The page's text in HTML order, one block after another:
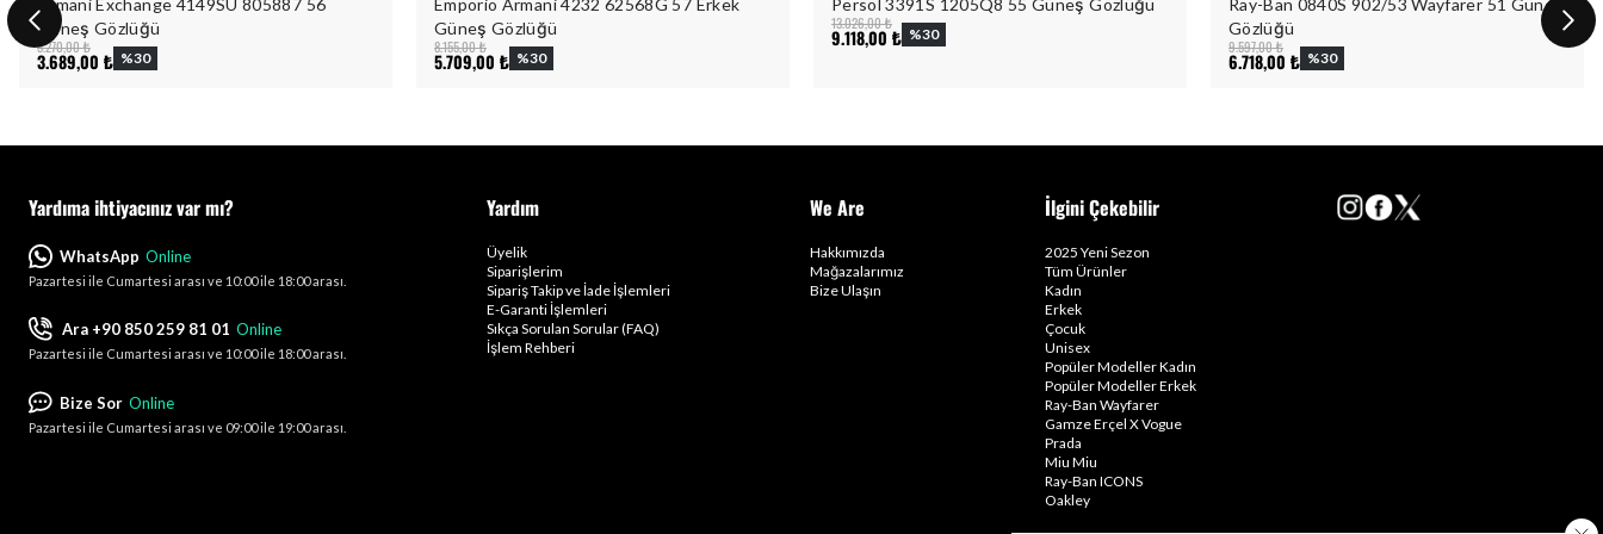
Armani Exchange 4149SU 805887 56
Güneş Gözlüğü
5.270,00 ₺
3.689,00 ₺ %30
Emporio Armani 4232 62568G 57 Erkek
Güneş Gözlüğü
8.155,00 ₺
5.709,00 ₺ %30
Persol 3391S 1205Q8 55 Güneş Gözlüğü
13.026,00 ₺
9.118,00 ₺ %30
Ray-Ban 0840S 902/53 Wayfarer 51 Güneş
Gözlüğü
9.597,00 ₺
6.718,00 ₺ %30
Yardıma ihtiyacınız var mı?
WhatsApp Online
Pazartesi ile Cumartesi arası ve 10:00 ile 18:00 arası.
Ara +90 850 259 81 01 Online
Pazartesi ile Cumartesi arası ve 10:00 ile 18:00 arası.
Bize Sor Online
Pazartesi ile Cumartesi arası ve 09:00 ile 19:00 arası.
Yardım
Üyelik
Siparişlerim
Sipariş Takip ve İade İşlemleri
E-Garanti İşlemleri
Sıkça Sorulan Sorular (FAQ)
İşlem Rehberi
We Are
Hakkımızda
Mağazalarımız
Bize Ulaşın
İlgini Çekebilir
2025 Yeni Sezon
Tüm Ürünler
Kadın
Erkek
Çocuk
Unisex
Popüler Modeller Kadın
Popüler Modeller Erkek
Ray-Ban Wayfarer
Gamze Erçel X Vogue
Prada
Miu Miu
Ray-Ban ICONS
Oakley